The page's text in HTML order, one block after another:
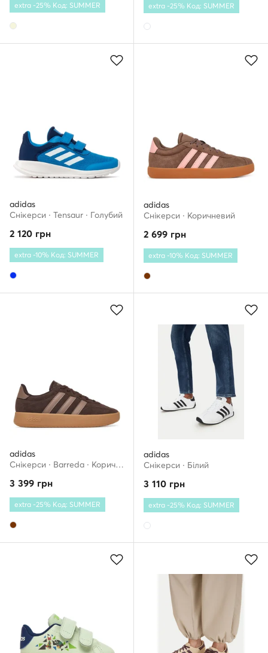
extra -25% Код: SUMMER extra -25% Код: SUMMER
adidas
Снікерcи · Tensaur · Голубий
2 120 грн
extra -10% Код: SUMMER
adidas
Снікерcи · Коричневий
2 699 грн
extra -10% Код: SUMMER
adidas
Снікерcи · Barreda · Коричневий
3 399 грн
extra -25% Код: SUMMER
adidas
Снікерcи · Білий
3 110 грн
extra -25% Код: SUMMER